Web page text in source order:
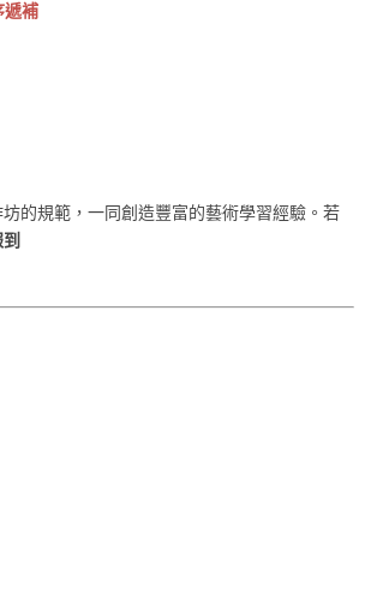
遞補
的規範，一同創造豐富的藝術學習經驗。若